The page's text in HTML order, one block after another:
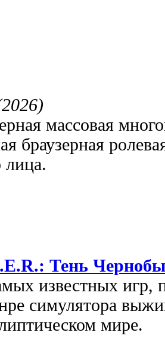
массовая
браузерная
лица.
Тень
известных игр,
симулятора
мире.